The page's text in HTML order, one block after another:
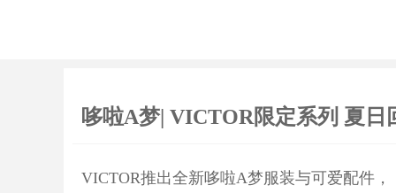
哆啦A梦| VICTOR限定系列 夏日
VICTOR推出全新哆啦A梦服装与可爱配件，